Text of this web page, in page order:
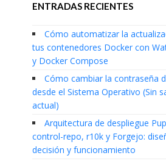
ENTRADAS RECIENTES
Cómo automatizar la
tus contenedores Docker con
y Docker Compose
Cómo cambiar la contraseña
desde el Sistema Operativo (Sin
actual)
Arquitectura de despliegue
control-repo, r10k y Forgejo:
decisión y funcionamiento